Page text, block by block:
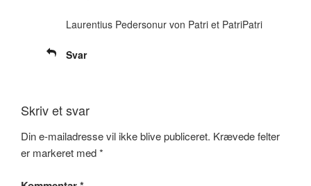
Laurentius Pedersonur von Patri et PatriPatri
Svar
Skriv et svar
Din e-mailadresse vil ikke blive publiceret. Krævede felter
er markeret med*